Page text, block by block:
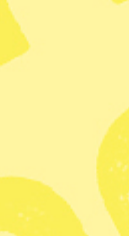
bli verklighet i